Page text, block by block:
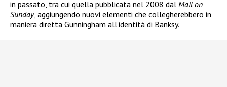
in passato, tra cui quella pubblicata nel 2008 dal Mail on
Sunday, aggiungendo nuovi elementi che collegherebbero in
maniera diretta Gunningham all’identità di Banksy.